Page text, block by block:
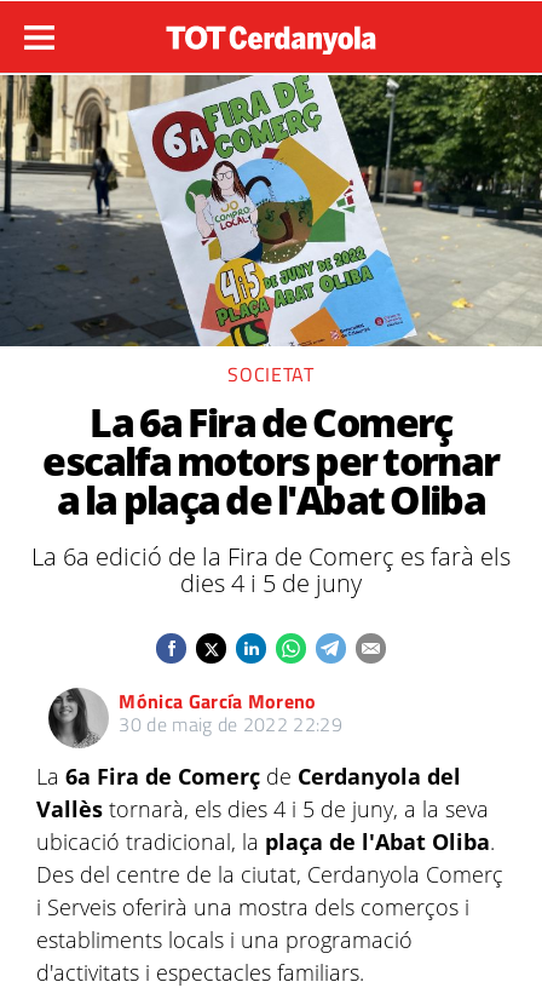
SOCIETAT
La 6a Fira de Comerç
escalfa motors per tornar
a la plaça de l'Abat Oliba
La 6a edició de la Fira de Comerç es farà els
dies 4 i 5 de juny
Mónica García Moreno
30 de maig de 2022 22:29
La 6a Fira de Comerç de Cerdanyola del
Vallès tornarà, els dies 4 i 5 de juny, a la seva
ubicació tradicional, la plaça de l'Abat Oliba.
Des del centre de la ciutat, Cerdanyola Comerç
i Serveis oferirà una mostra dels comerços i
establiments locals i una programació
d'activitats i espectacles familiars.